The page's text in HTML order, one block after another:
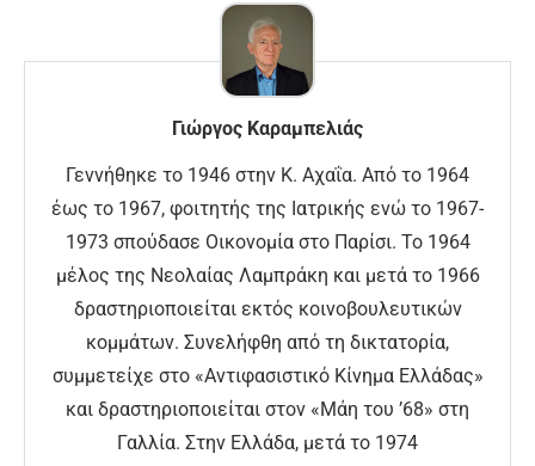
Γιώργος Καραμπελιάς
Γεννήθηκε το 1946 στην Κ. Αχαΐα. Από το 1964
έως το 1967, φοιτητής της Ιατρικής ενώ το 1967-
1973 σπούδασε Οικονομία στο Παρίσι. Το 1964
μέλος της Νεολαίας Λαμπράκη και μετά το 1966
δραστηριοποιείται εκτός κοινοβουλευτικών
κομμάτων. Συνελήφθη από τη δικτατορία,
συμμετείχε στο «Αντιφασιστικό Κίνημα Ελλάδας»
και δραστηριοποιείται στον «Μάη του ’68» στη
Γαλλία. Στην Ελλάδα, μετά το 1974